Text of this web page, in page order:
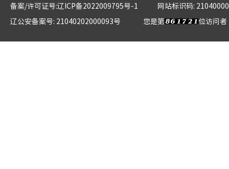
备案/许可证号:辽ICP备2022009795号-1
网站标识码:
辽公安备案号: 21040202000093号
您是第 位访问者